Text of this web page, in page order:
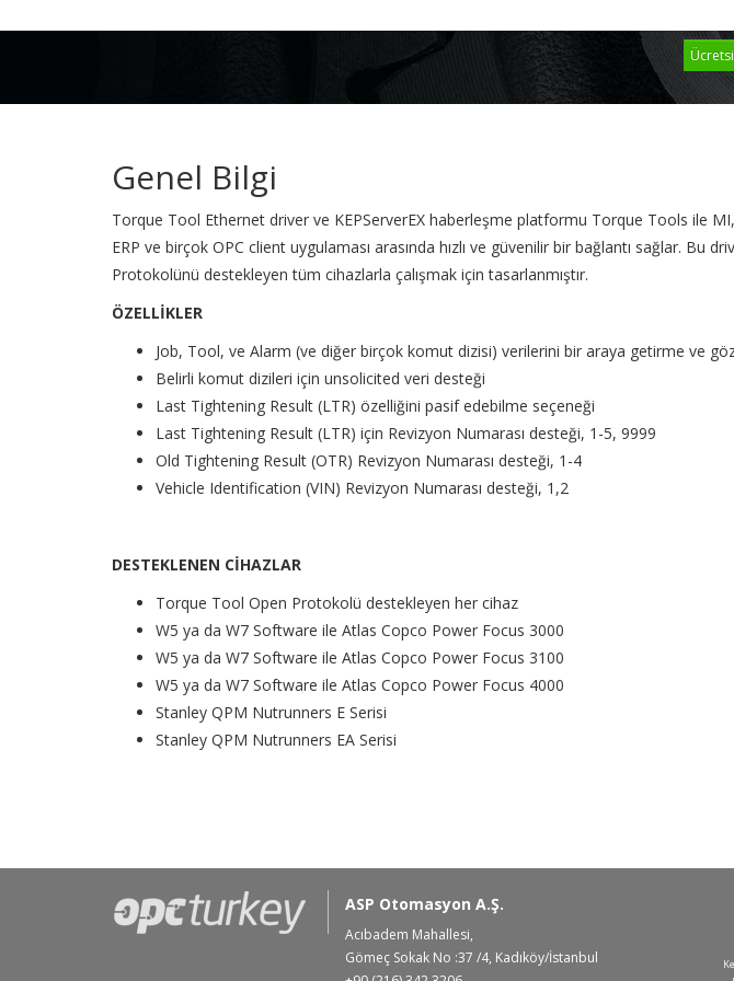
Genel Bilgi
Torque Tool Ethernet driver ve KEPServerEX haberleşme platformu Torque Tools ile
ERP ve birçok OPC client uygulaması arasında hızlı ve güvenilir bir bağlantı sağlar. Bu
Protokolünü destekleyen tüm cihazlarla çalışmak için tasarlanmıştır.
ÖZELLİKLER
Job, Tool, ve Alarm (ve diğer birçok komut dizisi) verilerini bir araya getirme ve
Belirli komut dizileri için unsolicited veri desteği
Last Tightening Result (LTR) özelliğini pasif edebilme seçeneği
Last Tightening Result (LTR) için Revizyon Numarası desteği, 1-5, 9999
Old Tightening Result (OTR) Revizyon Numarası desteği, 1-4
Vehicle Identification (VIN) Revizyon Numarası desteği, 1,2
DESTEKLENEN CİHAZLAR
Torque Tool Open Protokolü destekleyen her cihaz
W5 ya da W7 Software ile Atlas Copco Power Focus 3000
W5 ya da W7 Software ile Atlas Copco Power Focus 3100
W5 ya da W7 Software ile Atlas Copco Power Focus 4000
Stanley QPM Nutrunners E Serisi
Stanley QPM Nutrunners EA Serisi
ASP Otomasyon A.Ş.
Acıbadem Mahallesi,
Gömeç Sokak No :37 /4, Kadıköy/İstanbul